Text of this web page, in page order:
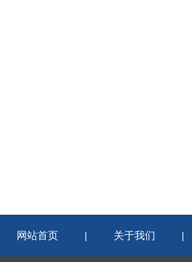
网站首页 | 关于我们 |